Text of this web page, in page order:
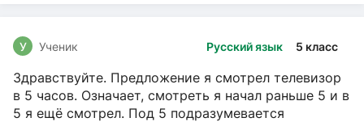
Русский язык 5 класс
У Ученик
Здравствуйте. Предложение я смотрел телевизор
в 5 часов. Означает, смотреть я начал раньше 5 и в
5 я ещё смотрел. Под 5 подразумевается